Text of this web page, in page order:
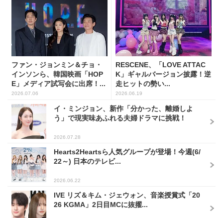
ファン・ジョンミン＆チョ・
インソンら、韓国映画「HOP
E」メディア試写会に出席！...
2026.07.06
RESCENE、「LOVE ATTAC
K」ギャルバージョン披露！逆
走ヒットの勢い...
2026.06.19
イ・ミンジョン、新作「分かった、離婚しよ
う」で現実味あふれる夫婦ドラマに挑戦！
2026.07.28
Hearts2Heartsら人気グループが登場！今週(6/
22～) 日本のテレビ...
2026.06.22
IVE リズ＆キム・ジェウォン、音楽授賞式「20
26 KGMA」2日目MCに抜擢...